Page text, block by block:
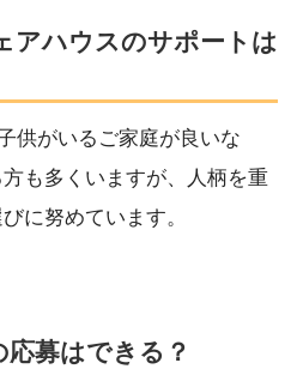
アハウスのサポートは
供がいるご家庭が良いな
も多くいますが、人柄を重
に努めています。
募はできる？